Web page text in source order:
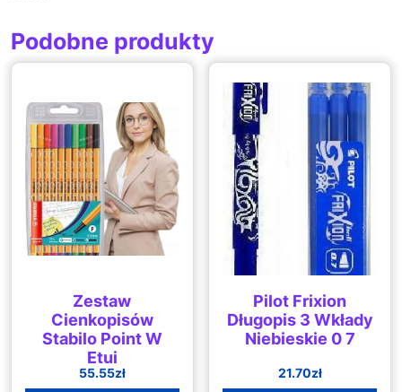
Podobne produkty
Zestaw
Cienkopisów
Stabilo Point W
Etui
55.55zł
Pilot Frixion
Długopis 3 Wkłady
Niebieskie 0 7
21.70zł